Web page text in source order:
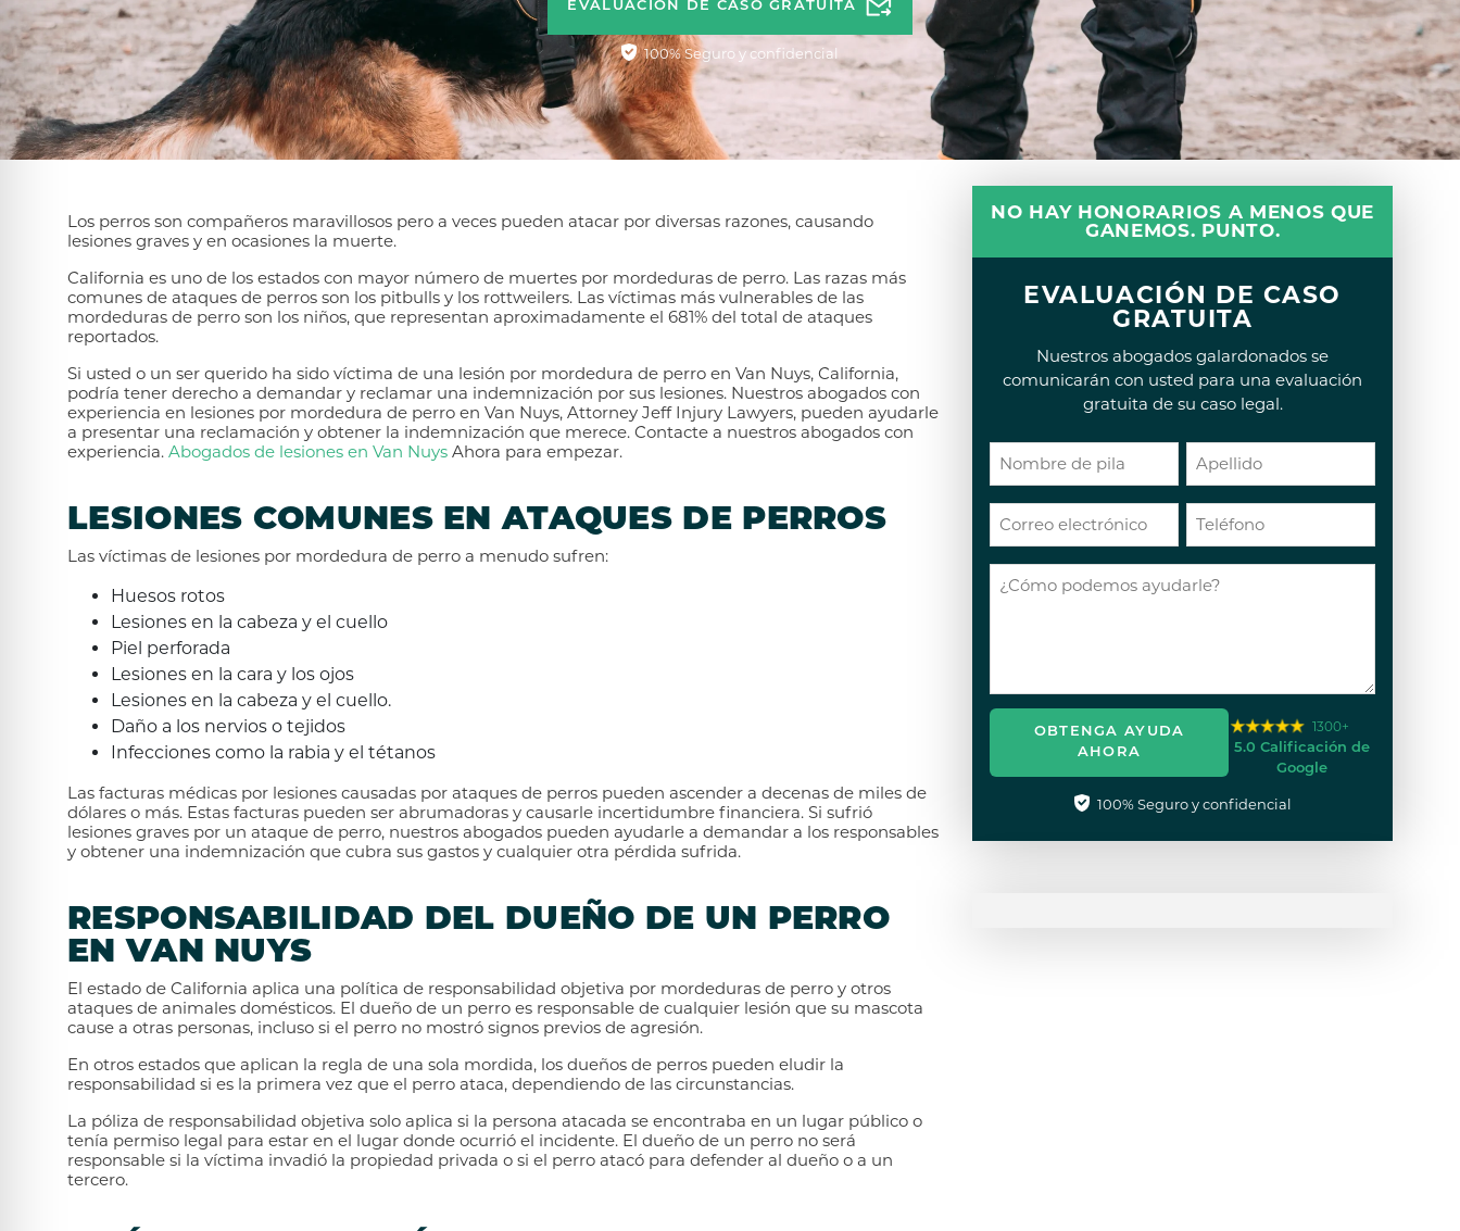
EVALUACIÓN DE CASO GRATUITA
100% Seguro y confidencial
Los perros son compañeros maravillosos pero a veces pueden atacar por diversas razones, causando
lesiones graves y en ocasiones la muerte.
California es uno de los estados con mayor número de muertes por mordeduras de perro. Las razas más
comunes de ataques de perros son los pitbulls y los rottweilers. Las víctimas más vulnerables de las
mordeduras de perro son los niños, que representan aproximadamente el 681% del total de ataques
reportados.
Si usted o un ser querido ha sido víctima de una lesión por mordedura de perro en Van Nuys, California,
podría tener derecho a demandar y reclamar una indemnización por sus lesiones. Nuestros abogados con
experiencia en lesiones por mordedura de perro en Van Nuys, Attorney Jeff Injury Lawyers, pueden ayudarle
a presentar una reclamación y obtener la indemnización que merece. Contacte a nuestros abogados con
experiencia. Abogados de lesiones en Van Nuys Ahora para empezar.
LESIONES COMUNES EN ATAQUES DE PERROS
Las víctimas de lesiones por mordedura de perro a menudo sufren:
Huesos rotos
Lesiones en la cabeza y el cuello
Piel perforada
Lesiones en la cara y los ojos
Lesiones en la cabeza y el cuello.
Daño a los nervios o tejidos
Infecciones como la rabia y el tétanos
Las facturas médicas por lesiones causadas por ataques de perros pueden ascender a decenas de miles de
dólares o más. Estas facturas pueden ser abrumadoras y causarle incertidumbre financiera. Si sufrió
lesiones graves por un ataque de perro, nuestros abogados pueden ayudarle a demandar a los responsables
y obtener una indemnización que cubra sus gastos y cualquier otra pérdida sufrida.
RESPONSABILIDAD DEL DUEÑO DE UN PERRO
EN VAN NUYS
El estado de California aplica una política de responsabilidad objetiva por mordeduras de perro y otros
ataques de animales domésticos. El dueño de un perro es responsable de cualquier lesión que su mascota
cause a otras personas, incluso si el perro no mostró signos previos de agresión.
En otros estados que aplican la regla de una sola mordida, los dueños de perros pueden eludir la
responsabilidad si es la primera vez que el perro ataca, dependiendo de las circunstancias.
La póliza de responsabilidad objetiva solo aplica si la persona atacada se encontraba en un lugar público o
tenía permiso legal para estar en el lugar donde ocurrió el incidente. El dueño de un perro no será
responsable si la víctima invadió la propiedad privada o si el perro atacó para defender al dueño o a un
tercero.
NO HAY HONORARIOS A MENOS QUE
GANEMOS. PUNTO.
EVALUACIÓN DE CASO
GRATUITA
Nuestros abogados galardonados se
comunicarán con usted para una evaluación
gratuita de su caso legal.
OBTENGA AYUDA
AHORA
1300+
5.0 Calificación de
Google
100% Seguro y confidencial